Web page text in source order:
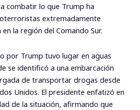
combatir lo que Trump ha
extremadamente
la región del Comando Sur.
por Trump tuvo lugar en aguas
se identificó a una embarcación
de transportar drogas desde
Unidos. El presidente enfatizó en
de la situación, afirmando que